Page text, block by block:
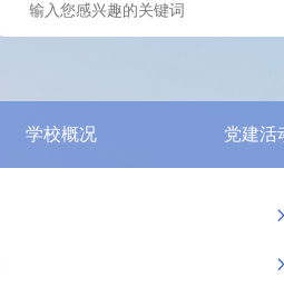
学校概况 党建活